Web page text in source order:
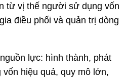
từ vị thế người sử dụng vốn
điều phối và quản trị dòng
lực: hình thành, phát
hiệu quả, quy mô lớn,